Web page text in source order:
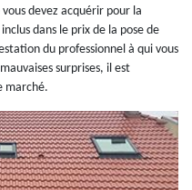
devez acquérir pour la
dans le prix de la pose de
du professionnel à qui vous
surprises, il est
marché.